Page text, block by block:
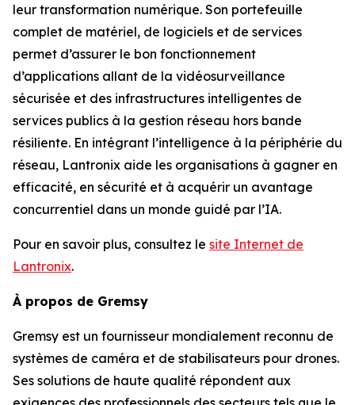
leur transformation numérique. Son portefeuille
complet de matériel, de logiciels et de services
permet d’assurer le bon fonctionnement
d’applications allant de la vidéosurveillance
sécurisée et des infrastructures intelligentes de
services publics à la gestion réseau hors bande
résiliente. En intégrant l’intelligence à la périphérie du
réseau, Lantronix aide les organisations à gagner en
efficacité, en sécurité et à acquérir un avantage
concurrentiel dans un monde guidé par l’IA.
Pour en savoir plus, consultez le site Internet de
Lantronix.
À propos de Gremsy
Gremsy est un fournisseur mondialement reconnu de
systèmes de caméra et de stabilisateurs pour drones.
Ses solutions de haute qualité répondent aux